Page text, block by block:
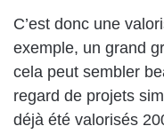
C’est donc une
exemple, un grand
cela peut sembler
regard de projets
déjà été valorisés